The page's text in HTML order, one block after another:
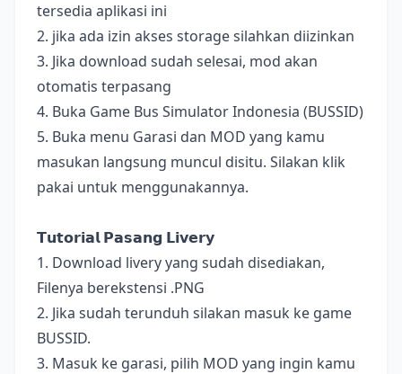
tersedia aplikasi ini
2. jika ada izin akses storage silahkan diizinkan
3. Jika download sudah selesai, mod akan
otomatis terpasang
4. Buka Game Bus Simulator Indonesia (BUSSID)
5. Buka menu Garasi dan MOD yang kamu
masukan langsung muncul disitu. Silakan klik
pakai untuk menggunakannya.
𝗧𝘂𝘁𝗼𝗿𝗶𝗮𝗹 𝗣𝗮𝘀𝗮𝗻𝗴 𝗟𝗶𝘃𝗲𝗿𝘆
1. Download livery yang sudah disediakan,
Filenya berekstensi .PNG
2. Jika sudah terunduh silakan masuk ke game
BUSSID.
3. Masuk ke garasi, pilih MOD yang ingin kamu